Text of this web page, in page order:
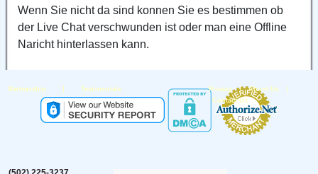
Wenn Sie nicht da sind konnen Sie es bestimmen ob
der Live Chat verschwunden ist oder man eine Offline
Naricht hinterlassen kann.
Partnership | Testimonials Privacy | About Us |
Contact Us